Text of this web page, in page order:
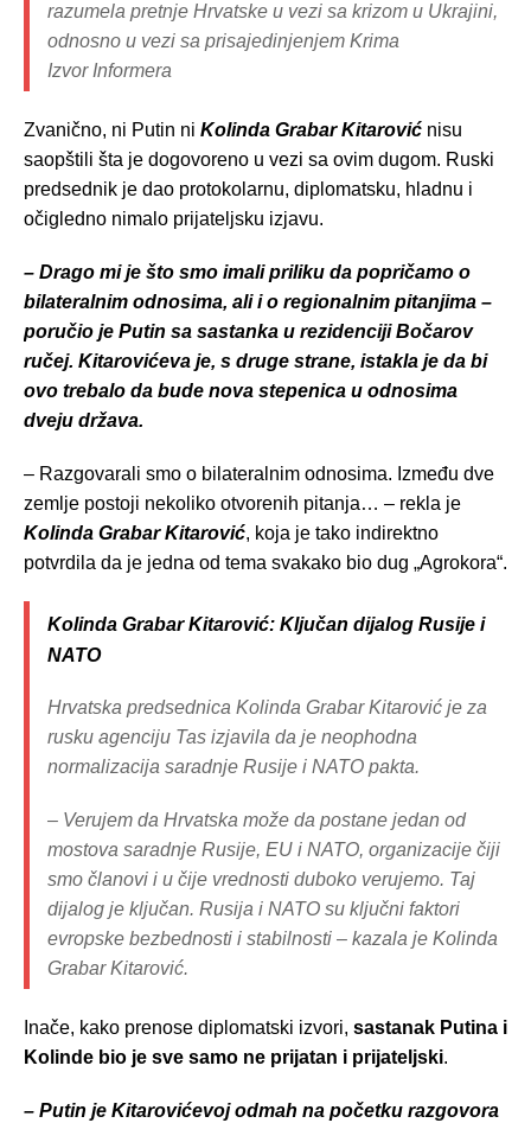
razumela pretnje Hrvatske u vezi sa krizom u Ukrajini,
odnosno u vezi sa prisajedinjenjem Krima
Izvor Informera
Zvanično, ni Putin ni Kolinda Grabar Kitarović nisu
saopštili šta je dogovoreno u vezi sa ovim dugom. Ruski
predsednik je dao protokolarnu, diplomatsku, hladnu i
očigledno nimalo prijateljsku izjavu.
– Drago mi je što smo imali priliku da popričamo o
bilateralnim odnosima, ali i o regionalnim pitanjima –
poručio je Putin sa sastanka u rezidenciji Bočarov
ručej. Kitarovićeva je, s druge strane, istakla je da bi
ovo trebalo da bude nova stepenica u odnosima
dveju država.
– Razgovarali smo o bilateralnim odnosima. Između dve
zemlje postoji nekoliko otvorenih pitanja… – rekla je
Kolinda Grabar Kitarović, koja je tako indirektno
potvrdila da je jedna od tema svakako bio dug „Agrokora“.
Kolinda Grabar Kitarović: Ključan dijalog Rusije i
NATO
Hrvatska predsednica Kolinda Grabar Kitarović je za
rusku agenciju Tas izjavila da je neophodna
normalizacija saradnje Rusije i NATO pakta.
– Verujem da Hrvatska može da postane jedan od
mostova saradnje Rusije, EU i NATO, organizacije čiji
smo članovi i u čije vrednosti duboko verujemo. Taj
dijalog je ključan. Rusija i NATO su ključni faktori
evropske bezbednosti i stabilnosti – kazala je Kolinda
Grabar Kitarović.
Inače, kako prenose diplomatski izvori, sastanak Putina i
Kolinde bio je sve samo ne prijatan i prijateljski.
– Putin je Kitarovićevoj odmah na početku razgovora